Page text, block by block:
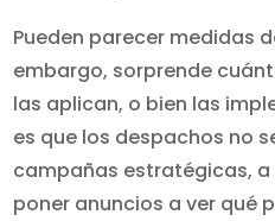
Pueden parecer medidas
embargo, sorprende
las aplican, o bien las
es que los despachos no
campañas estratégicas,
poner anuncios a ver qué